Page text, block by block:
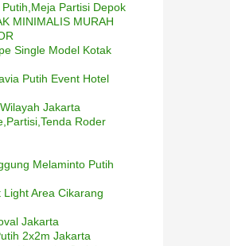
Partisi Depok
MINIMALIS MURAH
Single Model Kotak
Putih Event Hotel
Jakarta
Roder
Melaminto Putih
Area Cikarang
Jakarta
2x2m Jakarta